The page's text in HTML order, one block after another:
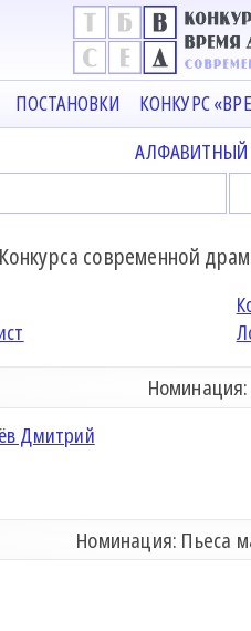
ПОСТАНОВКИ КОНКУРС
АЛФАВИТНЫЙ
современной
Дмитрий
Номинация: Пьеса